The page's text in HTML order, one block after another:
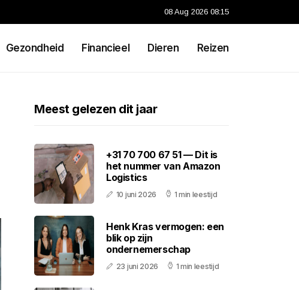
08 Aug 2026 08:15
Gezondheid Financieel Dieren Reizen
Meest gelezen dit jaar
+31 70 700 67 51 — Dit is
het nummer van Amazon
Logistics
10 juni 2026 1 min leestijd
Henk Kras vermogen: een
blik op zijn
ondernemerschap
23 juni 2026 1 min leestijd